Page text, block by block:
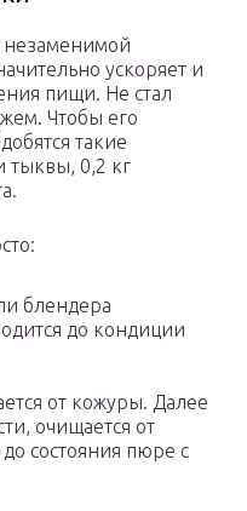
незаменимой
ускоряет и
пищи. Не стал
Чтобы его
такие
тыквы, 0,2 кг
блендера
до кондиции
от кожуры. Далее
очищается от
состояния пюре с